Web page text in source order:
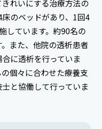
れいにする治療方法の
のベッドがあり、1回4
しています。約90名の
また、他院の透析患者
に透析を行っていま
個々に合わせた療養支
と協働して行っていま